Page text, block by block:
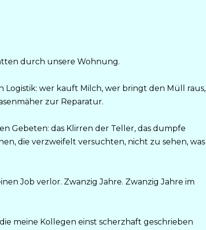
durch unsere Wohnung.
wer kauft Milch, wer bringt den Müll raus,
zur Reparatur.
Gebeten: das Klirren der Teller, das dumpfe
die verzweifelt versuchten, nicht zu sehen, was
Job verlor. Zwanzig Jahre. Zwanzig Jahre im
meine Kollegen einst scherzhaft geschrieben